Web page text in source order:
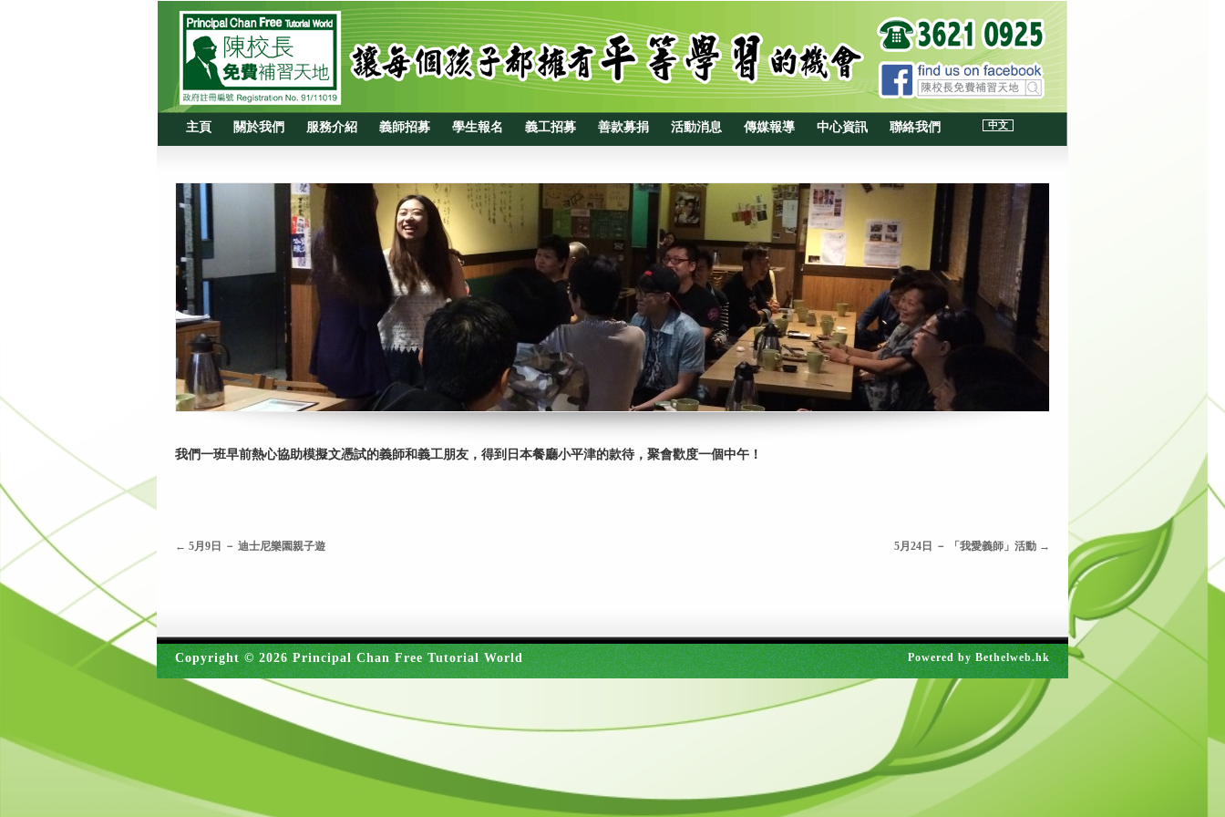
中文
主頁 關於我們 服務介紹 義師招募 學生報名 義工招募 善款募捐 活動消息 傳媒報導 中心資訊 聯絡我們
我們一班早前熱心協助模擬文憑試的義師和義工朋友，得到日本餐廳小平津的款待，聚會歡度一個中午！
← 5月9日 － 迪士尼樂園親子遊 5月24日 － 「我愛義師」活動 →
Copyright © 2026 Principal Chan Free Tutorial World Powered byBethelweb.hk